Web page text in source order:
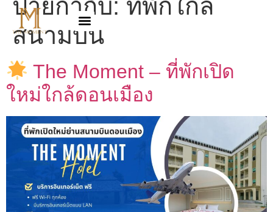
ป้ายกำกับ: ที่พักใกล้
สนามบิน
The Moment – ที่พักเปิด
ใหม่ใกล้ดอนเมือง